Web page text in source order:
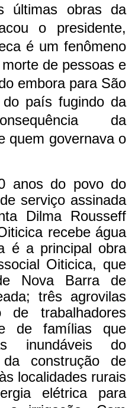
últimas obras da
o presidente,
é um fenômeno
de pessoas e
embora para São
país fugindo da
da
quem governava o
anos do povo do
serviço assinada
Dilma Rousseff
recebe água
é a principal obra
Oiticica, que
Nova Barra de
três agrovilas
de trabalhadores
de famílias que
inundáveis do
construção de
localidades rurais
elétrica para